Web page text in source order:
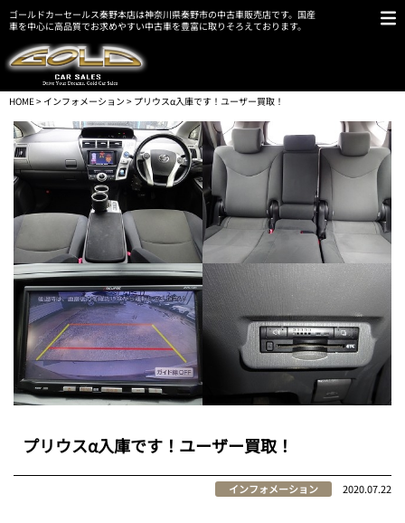
ゴールドカーセールス秦野本店は神奈川県秦野市の中古車販売店です。国産
車を中心に高品質でお求めやすい中古車を豊富に取りそろえております。
HOME> インフォメーション > プリウスα入庫です！ユーザー買取！
プリウスα入庫です！ユーザー買取！
インフォメーション 2020.07.22